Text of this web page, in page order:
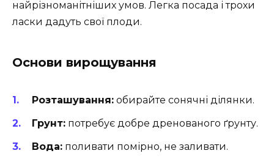
найрізноманітніших умов. Легка посада і трохи
ласки дадуть свої плоди.
Основи вирощування
Розташування: обирайте сонячні ділянки.
Грунт: потребує добре дренованого ґрунту.
Вода: поливати помірно, не заливати.